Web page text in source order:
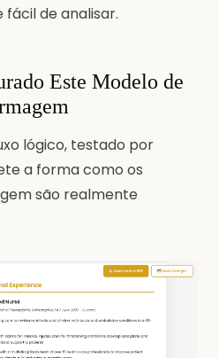
de analisar.
Este Modelo de
lógico, testado por
a forma como os
são realmente